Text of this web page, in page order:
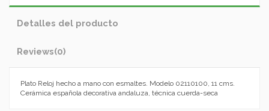
Detalles del producto
Reviews(0)
Plato Reloj hecho a mano con esmaltes. Modelo 02110100, 11 cms.
Cerámica española decorativa andaluza, técnica cuerda-seca